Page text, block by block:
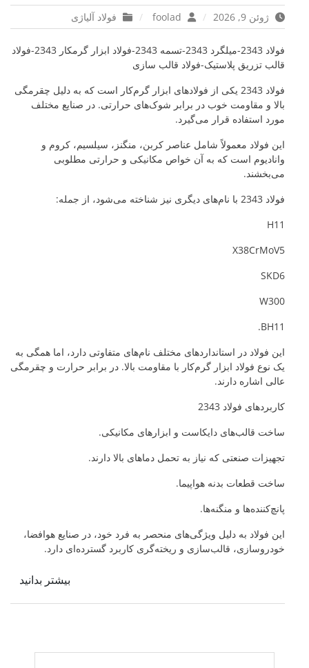
ژوئن 9, 2026 فولاد آلیاژی
فولاد 2343-میلگرد 2343-تسمه 2343-فولاد ابزار گرمکار 2343-فولاد
قالب تزریق پلاستیک-فولاد قالب سازی
فولاد 2343 یکی از فولادهای ابزار گرم‌کار است که به دلیل چقرمگی
بالا و مقاومت خوب در برابر شوک‌های حرارتی. در صنایع مختلف
مورد استفاده قرار می‌گیرد.
این فولاد معمولاً شامل عناصر کربن، منگنز، سیلسیم، کروم و
وانادیوم است که به آن خواص مکانیکی و حرارتی مطلوبی
می‌بخشند.
فولاد 2343 با نام‌های دیگری نیز شناخته می‌شود، از جمله:
H11
X38CrMoV5
SKD6
W300
BH11.
این فولاد در استانداردهای مختلف نام‌های متفاوتی دارد، اما همگی به
یک نوع فولاد ابزار گرم‌کار با مقاومت بالا. در برابر حرارت و چقرمگی
عالی اشاره دارند.
کاربردهای فولاد 2343
ساخت قالب‌های دایکاست و ابزارهای مکانیکی.
تجهیزات صنعتی که نیاز به تحمل دماهای بالا دارند.
ساخت قطعات بدنه هواپیما.
پانچ‌کننده‌ها و منگنه‌ها.
این فولاد به دلیل ویژگی‌های منحصر به فرد خود، در صنایع هوافضا،
خودروسازی، قالب‌سازی و ریخته‌گری کاربرد گسترده‌ای دارد.
بیشتر بدانید